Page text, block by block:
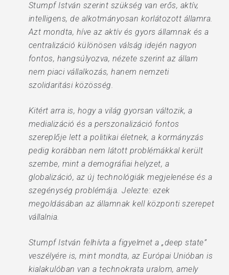
Stumpf István szerint szükség van erős, aktív,
intelligens, de alkotmányosan korlátozott államra.
Azt mondta, híve az aktív és gyors államnak és a
centralizáció különösen válság idején nagyon
fontos, hangsúlyozva, nézete szerint az állam
nem piaci vállalkozás, hanem nemzeti
szolidaritási közösség.
Kitért arra is, hogy a világ gyorsan változik, a
medializáció és a perszonalizáció fontos
szereplője lett a politikai életnek, a kormányzás
pedig korábban nem látott problémákkal került
szembe, mint a demográfiai helyzet, a
globalizáció, az új technológiák megjelenése és a
szegénység problémája. Jelezte: ezek
megoldásában az államnak kell központi szerepet
vállalnia.
Stumpf István felhívta a figyelmet a „deep state”
veszélyére is, mint mondta, az Európai Unióban is
kialakulóban van a technokrata uralom, amely